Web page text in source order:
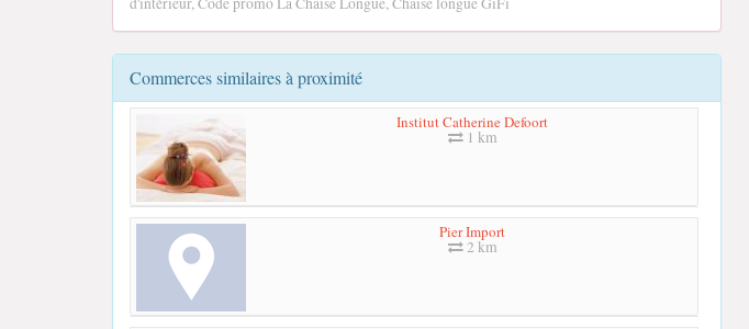
Commerces similaires à proximité
Institut Catherine Defoort
1 km
Pier Import
2 km